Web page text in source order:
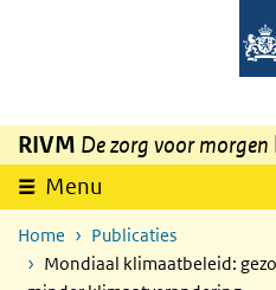
Overslaan en naar de inhoud gaan
RIVM De zorg voor morgen
Menu
Home
Publicaties
Mondiaal klimaatbeleid: